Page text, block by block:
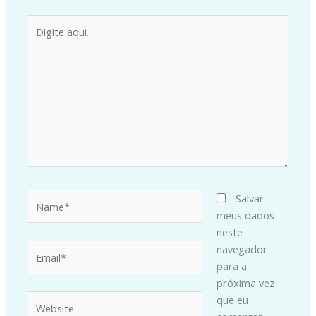
aqui...
Salvar
meus dados
neste
navegador
para a
próxima vez
que eu